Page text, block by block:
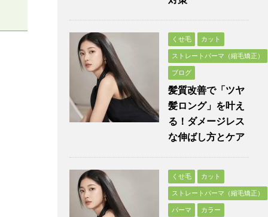
くせ毛 カット
ストレートパーマ（縮毛矯正）
ブログ
髪質改善で「ツヤ
髪ロング」を叶え
る！ダメージレス
な伸ばし方とケア
くせ毛 カット
ストレートパーマ（縮毛矯正）
パーマ カラー